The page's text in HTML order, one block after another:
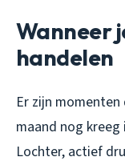
Wanneer
handelen
Er zijn
maand nog
Lochter, actief